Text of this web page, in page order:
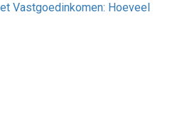
Vastgoedinkomen: Hoeveel